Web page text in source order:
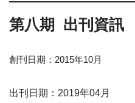
第八期 出刊資訊
創刊日期 ：2015年10月
出刊日期 ：2019年04月